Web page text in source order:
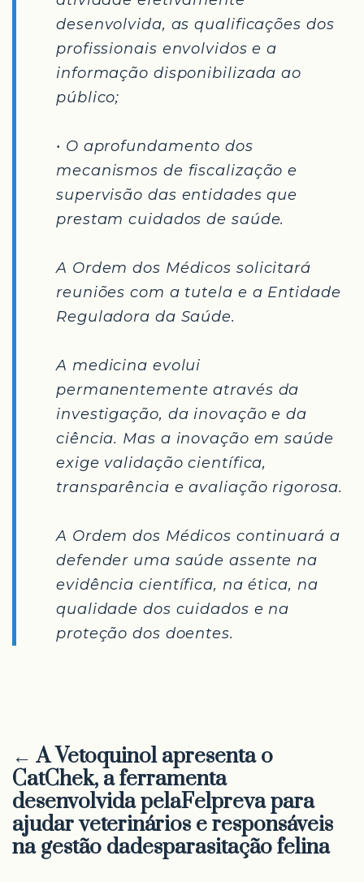
desenvolvida, as qualificações dos
profissionais envolvidos e a
informação disponibilizada ao
público;
• O aprofundamento dos
mecanismos de fiscalização e
supervisão das entidades que
prestam cuidados de saúde.
A Ordem dos Médicos solicitará
reuniões com a tutela e a Entidade
Reguladora da Saúde.
A medicina evolui
permanentemente através da
investigação, da inovação e da
ciência. Mas a inovação em saúde
exige validação científica,
transparência e avaliação rigorosa.
A Ordem dos Médicos continuará a
defender uma saúde assente na
evidência científica, na ética, na
qualidade dos cuidados e na
proteção dos doentes.
← A Vetoquinol apresenta o
CatChek, a ferramenta
desenvolvida pelaFelpreva para
ajudar veterinários e responsáveis
na gestão dadesparasitação felina